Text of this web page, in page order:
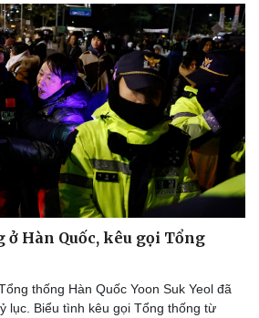
Hàn Quốc, kêu gọi Tổng
thống Hàn Quốc Yoon Suk Yeol đã
lục. Biểu tình kêu gọi Tổng thống từ